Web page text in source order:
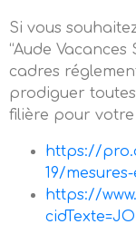
Si vous
“Aude
cadres
prodiguer
filière pour
https://
19/
https://